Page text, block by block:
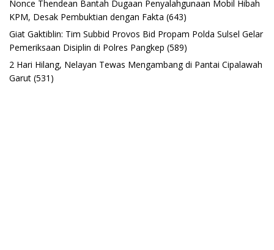
Nonce Thendean Bantah Dugaan Penyalahgunaan Mobil Hibah
KPM, Desak Pembuktian dengan Fakta (643)
Giat Gaktiblin: Tim Subbid Provos Bid Propam Polda Sulsel Gelar
Pemeriksaan Disiplin di Polres Pangkep (589)
2 Hari Hilang, Nelayan Tewas Mengambang di Pantai Cipalawah
Garut (531)